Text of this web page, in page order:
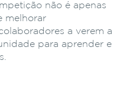
não é apenas
melhorar
a verem a
para aprender e